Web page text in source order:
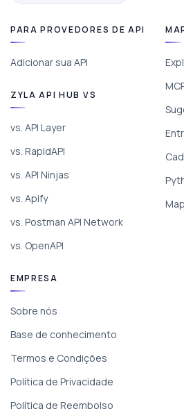
PARA PROVEDORES DE API
Adicionar sua API
ZYLA API HUB VS
vs. API Layer
vs. RapidAPI
vs. API Ninjas
vs. Apify
vs. Postman API Network
vs. OpenAPI
EMPRESA
Sobre nós
Base de conhecimento
Termos e Condições
Política de Privacidade
Política de Reembolso